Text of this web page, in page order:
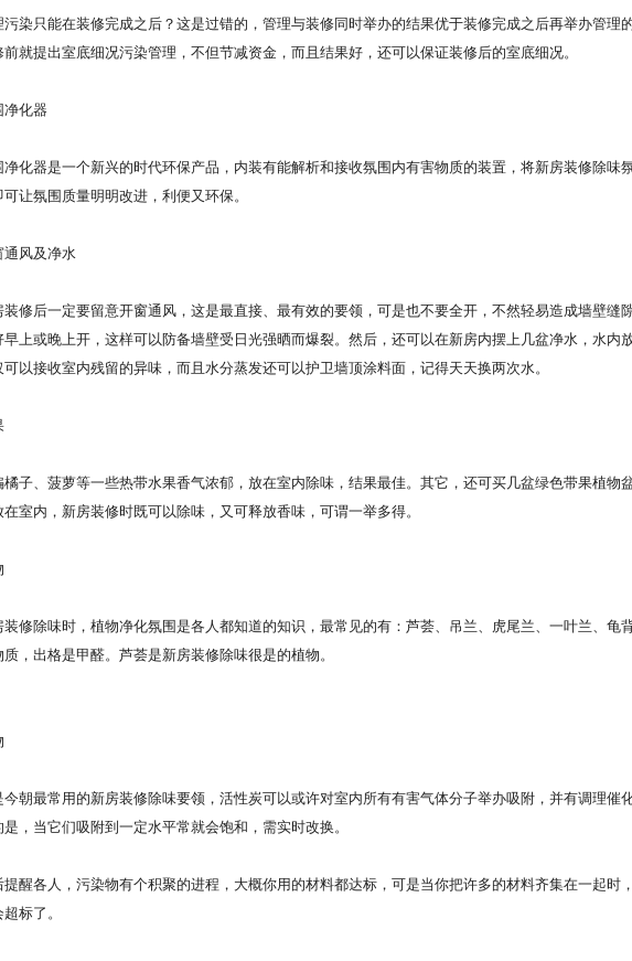
只能在装修完成之后？这是过错的，管理与装修同时举办的结果优于装修完成之后再举办管理
前就提出室底细况污染管理，不但节减资金，而且结果好，还可以保证装修后的室底细况。
化器
器是一个新兴的时代环保产品，内装有能解析和接收氛围内有害物质的装置，将新房装修除味
让氛围质量明明改进，利便又环保。
风及净水
后一定要留意开窗通风，这是最直接、最有效的要领，可是也不要全开，不然轻易造成墙壁缝
早上或晚上开，这样可以防备墙壁受日光强晒而爆裂。然后，还可以在新房内摆上几盆净水，水内
以接收室内残留的异味，而且水分蒸发还可以护卫墙顶涂料面，记得天天换两次水。
、菠萝等一些热带水果香气浓郁，放在室内除味，结果最佳。其它，还可买几盆绿色带果植物
室内，新房装修时既可以除味，又可释放香味，可谓一举多得。
除味时，植物净化氛围是各人都知道的知识，最常见的有：芦荟、吊兰、虎尾兰、一叶兰、龟
质，出格是甲醛。芦荟是新房装修除味很是的植物。
最常用的新房装修除味要领，活性炭可以或许对室内所有有害气体分子举办吸附，并有调理催
，当它们吸附到一定水平常就会饱和，需实时改换。
各人，污染物有个积聚的进程，大概你用的材料都达标，可是当你把许多的材料齐集在一起时
标了。